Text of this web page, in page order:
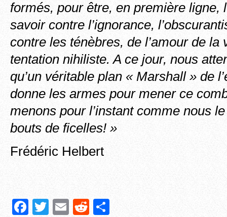
formés, pour être, en première ligne,
savoir contre l’ignorance,
contre les ténèbres, de l’amour de la
tentation nihiliste. A ce jour, nous
qu’un véritable plan « Marshall » de
donne les armes pour mener ce
menons pour l’instant comme nous
bouts de ficelles! »
Frédéric Helbert
F
T
E
R